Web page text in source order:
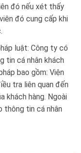
đó nếu xét thấy
đó cung cấp khi
luật: Công ty có
tin cá nhân khách
bao gồm: Viện
tra liên quan đến
khách hàng. Ngoài
thông tin cá nhân